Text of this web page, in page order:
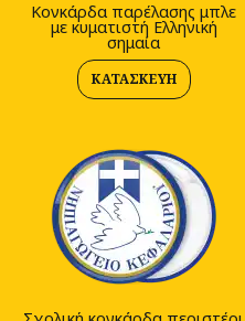
Κονκάρδα παρέλασης μπλε
με κυματιστή Ελληνική
σημαία
ΚΑΤΑΣΚΕΥΉ